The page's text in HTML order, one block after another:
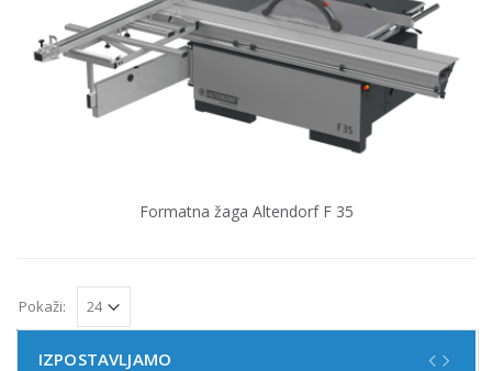
Formatna žaga Altendorf F 35
Pokaži:
IZPOSTAVLJAMO